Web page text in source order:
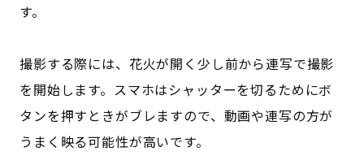
す。
撮影する際には、花火が開く少し前から連写で撮影
を開始します。スマホはシャッターを切るためにボ
タンを押すときがブレますので、動画や連写の方が
うまく映る可能性が高いです。